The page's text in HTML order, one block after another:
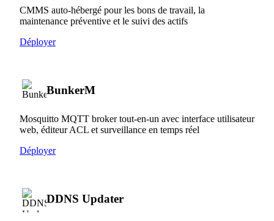
CMMS auto-hébergé pour les bons de travail, la
maintenance préventive et le suivi des actifs
Déployer
BunkerM
Mosquitto MQTT broker tout-en-un avec interface utilisateur
web, éditeur ACL et surveillance en temps réel
Déployer
DDNS Updater